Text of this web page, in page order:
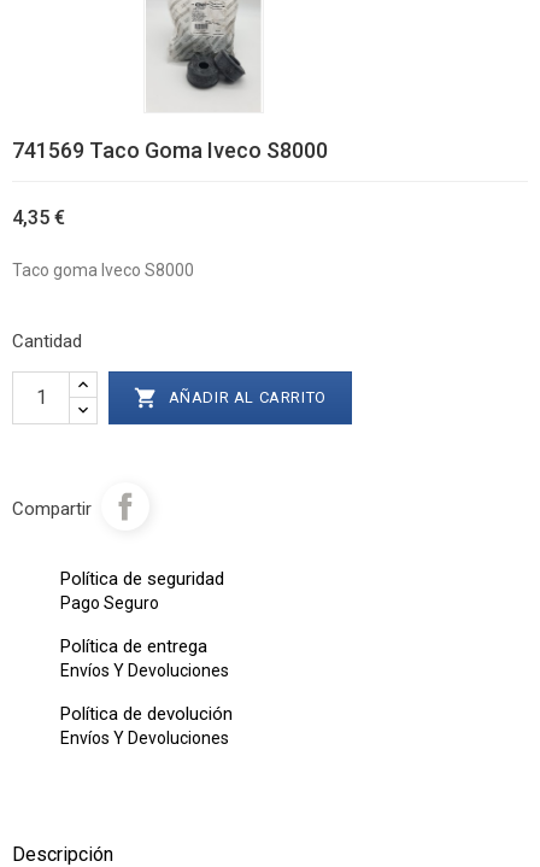
741569 Taco Goma Iveco S8000
4,35 €
Taco goma Iveco S8000
Cantidad
 AÑADIR AL CARRITO
Compartir
Política de seguridad
Pago Seguro
Política de entrega
Envíos Y Devoluciones
Política de devolución
Envíos Y Devoluciones
Descripción